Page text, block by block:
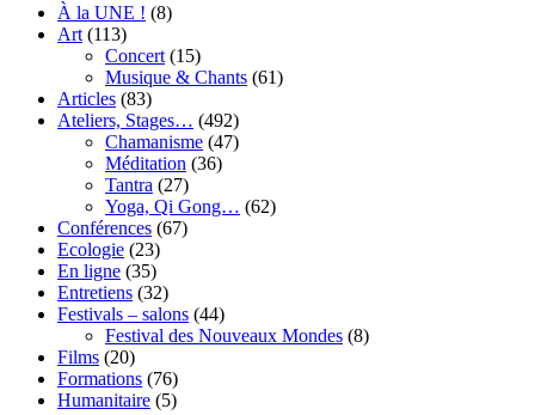
À la UNE ! (8)
Art (113)
Concert (15)
Musique & Chants (61)
Articles (83)
Ateliers, Stages… (492)
Chamanisme (47)
Méditation (36)
Tantra (27)
Yoga, Qi Gong… (62)
Conférences (67)
Ecologie (23)
En ligne (35)
Entretiens (32)
Festivals – salons (44)
Festival des Nouveaux Mondes (8)
Films (20)
Formations (76)
Humanitaire (5)